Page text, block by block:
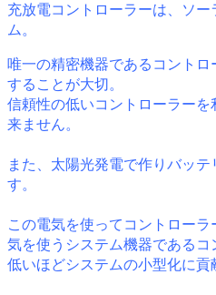
充放電コントローラーは、ソ
ム。
唯一の精密機器であるコント
することが大切。
信頼性の低いコントローラー
来ません。
また、太陽光発電で作りバッ
す。
この電気を使ってコントロー
気を使うシステム機器である
低いほどシステムの小型化に貢